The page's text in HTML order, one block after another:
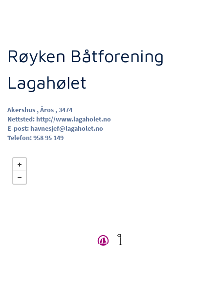
Røyken Båtforening
Lagahølet
Akershus , Åros , 3474
Nettsted: http://www.lagaholet.no
E-post: havnesjef@lagaholet.no
Telefon:958 95 149